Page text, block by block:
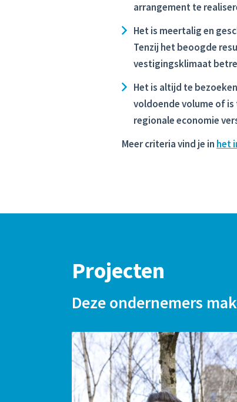
arrangement te
Het is meertalig en
Tenzij het beoogde
vestigingsklimaat
Het is altijd te
voldoende volume of
regionale economie
Meer criteria vind je in het
Projecten
Deze ondernemers